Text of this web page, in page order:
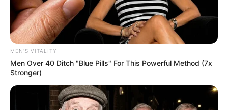
Why everything you thought you knew about water
might be wrong
CTA LOVE
MEN'S VITALITY
Men Over 40 Ditch "Blue Pills" For This Powerful Method (7x
Stronger)